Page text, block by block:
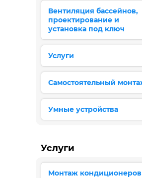
Вентиляция бассейнов,
проектирование и
установка под ключ
Услуги
Самостоятельный
Умные устройства
Услуги
Монтаж кондиционеров